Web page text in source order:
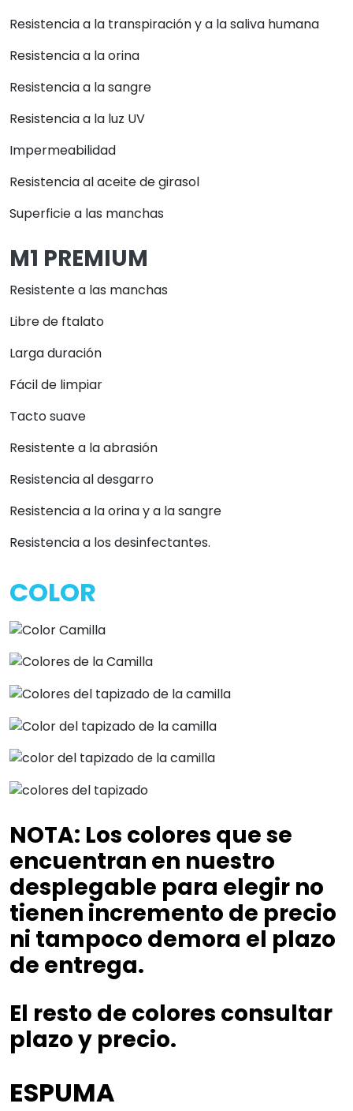
Resistencia a la transpiración y a la saliva humana
Resistencia a la orina
Resistencia a la sangre
Resistencia a la luz UV
Impermeabilidad
Resistencia al aceite de girasol
Superficie a las manchas
M1 PREMIUM
Resistente a las manchas
Libre de ftalato
Larga duración
Fácil de limpiar
Tacto suave
Resistente a la abrasión
Resistencia al desgarro
Resistencia a la orina y a la sangre
Resistencia a los desinfectantes.
COLOR
NOTA: Los colores que se
encuentran en nuestro
desplegable para elegir no
tienen incremento de precio
ni tampoco demora el plazo
de entrega.
El resto de colores consultar
plazo y precio.
ESPUMA